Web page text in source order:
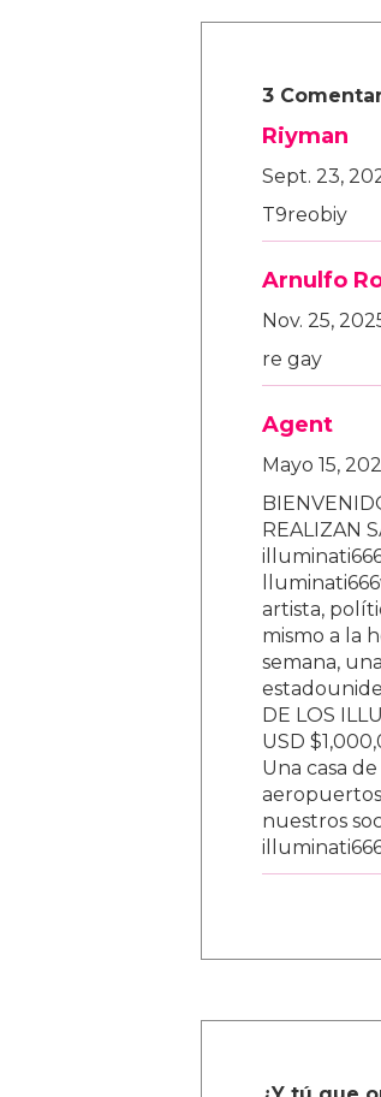
3
Riyman
Sept. 23,
T9reobiy
Arnulfo
Nov. 25,
re gay
Agent
Mayo 15,
REALIZAN
artista,
mismo a la
semana,
DE LOS
USD
Una casa
nuestros